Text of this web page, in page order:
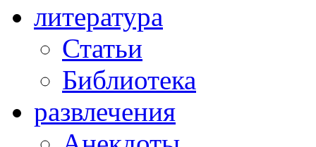
литература
Статьи
Библиотека
развлечения